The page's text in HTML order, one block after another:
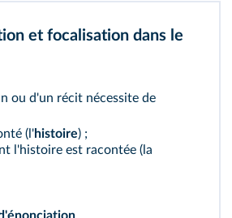
et focalisation dans le
ou d'un récit nécessite de
(l'histoire) ;
l'histoire est racontée (la